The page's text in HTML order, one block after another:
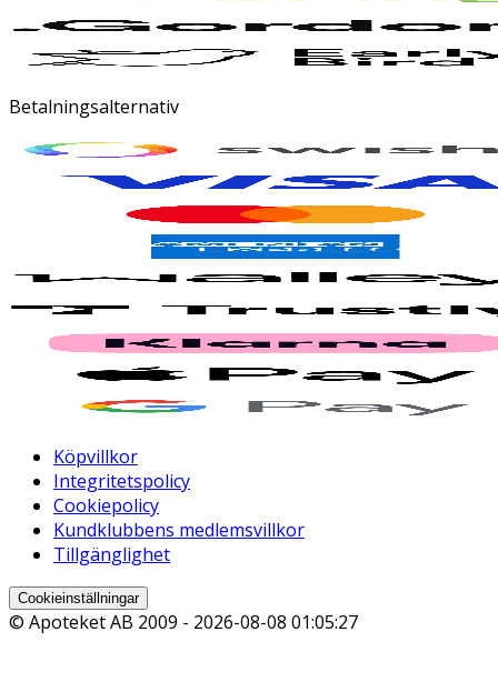
Betalningsalternativ
Köpvillkor
Integritetspolicy
Cookiepolicy
Kundklubbens medlemsvillkor
Tillgänglighet
Cookieinställningar
© Apoteket AB 2009 - 2026-08-08 01:05:27